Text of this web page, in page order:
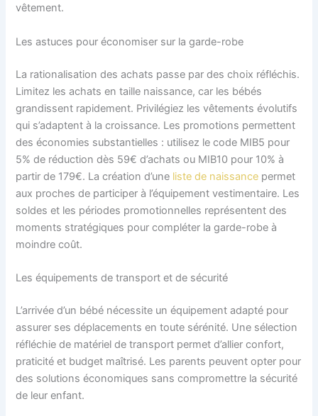
vêtement.
Les astuces pour économiser sur la garde-robe
La rationalisation des achats passe par des choix réfléchis.
Limitez les achats en taille naissance, car les bébés
grandissent rapidement. Privilégiez les vêtements évolutifs
qui s’adaptent à la croissance. Les promotions permettent
des économies substantielles : utilisez le code MIB5 pour
5% de réduction dès 59€ d’achats ou MIB10 pour 10% à
partir de 179€. La création d’une liste de naissance permet
aux proches de participer à l’équipement vestimentaire. Les
soldes et les périodes promotionnelles représentent des
moments stratégiques pour compléter la garde-robe à
moindre coût.
Les équipements de transport et de sécurité
L’arrivée d’un bébé nécessite un équipement adapté pour
assurer ses déplacements en toute sérénité. Une sélection
réfléchie de matériel de transport permet d’allier confort,
praticité et budget maîtrisé. Les parents peuvent opter pour
des solutions économiques sans compromettre la sécurité
de leur enfant.